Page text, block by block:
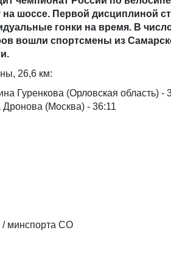
на шоссе. Первой дисциплиной
гонки на время. В
вошли спортсмены из
26,6 км:
Гуренкова (Орловская область) -
(Москва) - 36:11
/ минспорта СО